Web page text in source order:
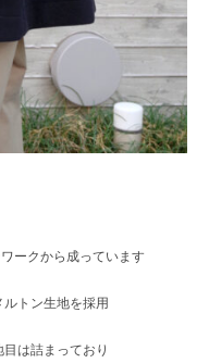
ークから成っています
トン生地を採用
は詰まっており